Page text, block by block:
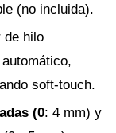
(no incluida).
de hilo
soft-touch.
(0: 4 mm) y